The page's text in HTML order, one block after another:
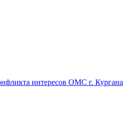
интересов ОМС г. Кургана